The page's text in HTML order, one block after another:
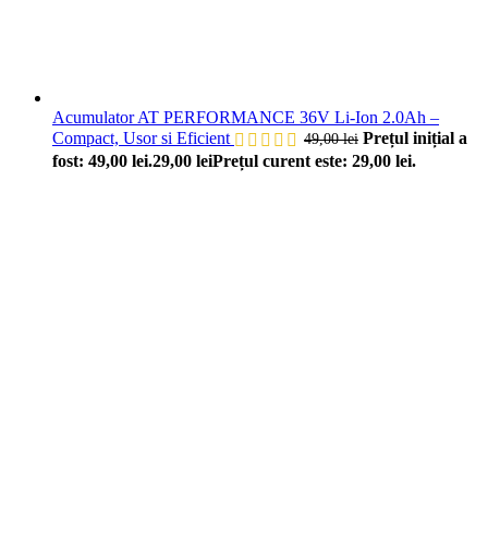
Acumulator AT PERFORMANCE 36V Li-Ion 2.0Ah –
Compact, Usor si Eficient
49,00lei Prețul inițial a
fost: 49,00 lei.29,00 leiPrețul curent este: 29,00 lei.